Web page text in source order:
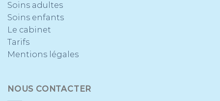
Soins adultes
Soins enfants
Le cabinet
Tarifs
Mentions légales
NOUS CONTACTER